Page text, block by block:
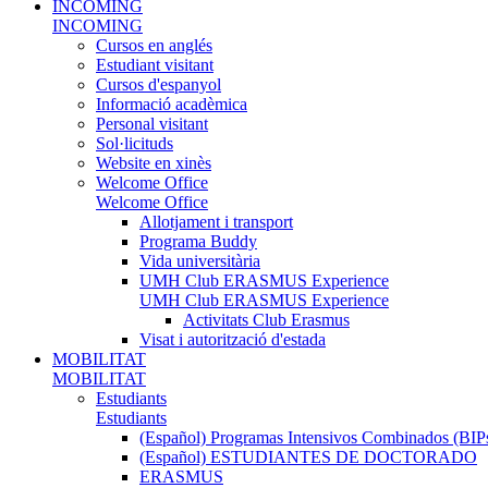
INCOMING
INCOMING
Cursos en anglés
Estudiant visitant
Cursos d'espanyol
Informació acadèmica
Personal visitant
Sol·licituds
Website en xinès
Welcome Office
Welcome Office
Allotjament i transport
Programa Buddy
Vida universitària
UMH Club ERASMUS Experience
UMH Club ERASMUS Experience
Activitats Club Erasmus
Visat i autorització d'estada
MOBILITAT
MOBILITAT
Estudiants
Estudiants
(Español) Programas Intensivos Combinados
(Español) ESTUDIANTES DE DOCTORADO
ERASMUS